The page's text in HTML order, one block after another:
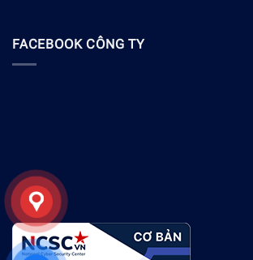
FACEBOOK CÔNG TY